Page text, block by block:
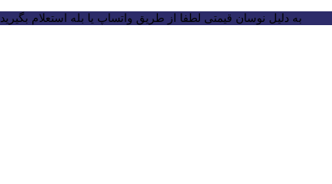
به دلیل نوسان قیمتی لطفا از طریق واتساپ یا بله استعلام بگیرید